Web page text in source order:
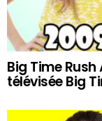
Big Time
télévisée Big